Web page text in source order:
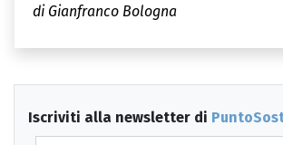
di Gianfranco Bologna
Iscriviti alla newsletter di